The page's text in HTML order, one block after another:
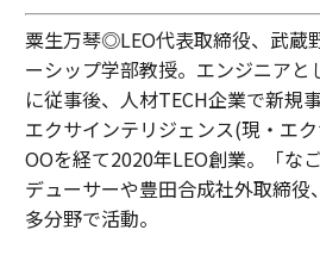
粟生万琴◎LEO代表取締役、武蔵
ーシップ学部教授。エンジニアと
に従事後、人材TECH企業で新規
エクサインテリジェンス(現・エ
OOを経て2020年LEO創業。「な
デューサーや豊田合成社外取締
多分野で活動。